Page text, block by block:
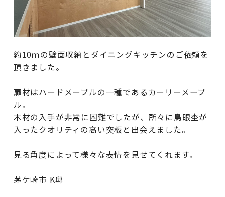
約10ｍの壁面収納とダイニングキッチンのご依頼を
頂きました。
扉材はハードメープルの一種であるカーリーメープ
ル。
木材の入手が非常に困難でしたが、所々に鳥眼杢が
入ったクオリティの高い突板と出会えました。
見る角度によって様々な表情を見せてくれます。
茅ケ崎市 K邸